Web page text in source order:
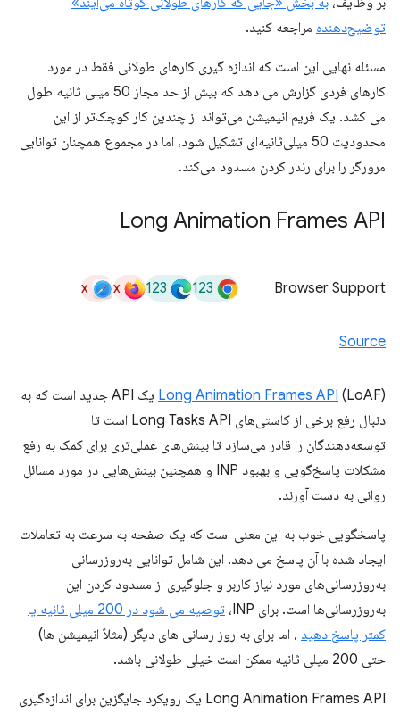
توضیح‌دهنده مراجعه کنید.
مسئله نهایی این است که اندازه گیری کارهای طولانی فقط در مورد
کارهای فردی گزارش می دهد که بیش از حد مجاز 50 میلی ثانیه طول
می کشد. یک فریم انیمیشن می‌تواند از چندین کار کوچک‌تر از این
محدودیت 50 میلی‌ثانیه‌ای تشکیل شود، اما در مجموع همچنان توانایی
مرورگر را برای رندر کردن مسدود می‌کند.
Long Animation Frames API
Browser Support
123
123
x
x
Source
Long Animation Frames API
(LoAF) یک API جدید است که به
دنبال رفع برخی از کاستی‌های Long Tasks API است تا
توسعه‌دهندگان را قادر می‌سازد تا بینش‌های عملی‌تری برای کمک به رفع
مشکلات پاسخ‌گویی و بهبود INP و همچنین بینش‌هایی در مورد مسائل
روانی به دست آورند.
پاسخگویی خوب به این معنی است که یک صفحه به سرعت به تعاملات
ایجاد شده با آن پاسخ می دهد. این شامل توانایی به‌روزرسانی
به‌روزرسانی‌های مورد نیاز کاربر و جلوگیری از مسدود کردن این
به‌روزرسانی‌ها است. برای INP،
توصیه می شود در 200 میلی ثانیه یا
کمتر پاسخ دهید ، اما برای به روز رسانی های دیگر (مثلاً انیمیشن ها)
حتی 200 میلی ثانیه ممکن است خیلی طولانی باشد.
Long Animation Frames API یک رویکرد جایگزین برای اندازه‌گیری